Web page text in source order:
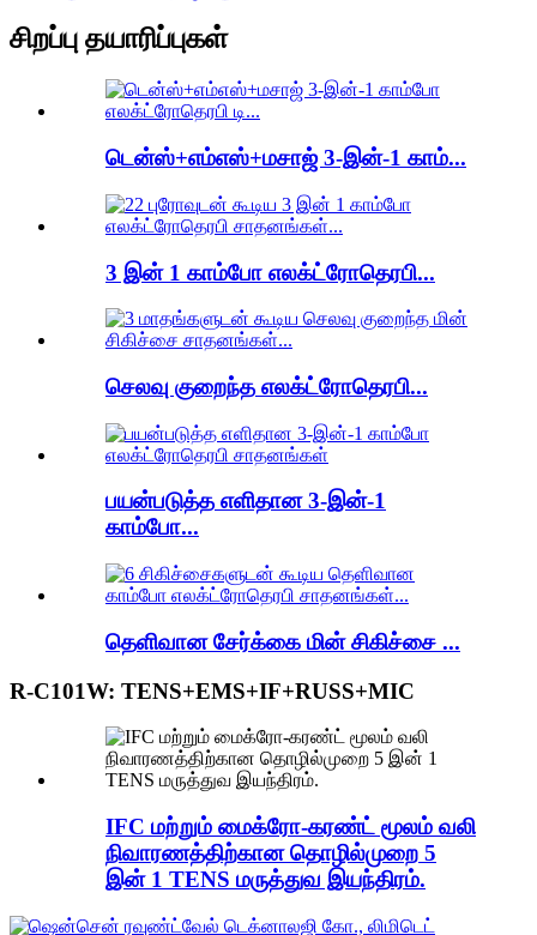
சிறப்பு தயாரிப்புகள்
டென்ஸ்+எம்எஸ்+மசாஜ் 3-இன்-1 காம்...
3 இன் 1 காம்போ எலக்ட்ரோதெரபி...
செலவு குறைந்த எலக்ட்ரோதெரபி...
பயன்படுத்த எளிதான 3-இன்-1
காம்போ...
தெளிவான சேர்க்கை மின் சிகிச்சை ...
R-C101W: TENS+EMS+IF+RUSS+MIC
IFC மற்றும் மைக்ரோ-கரண்ட் மூலம் வலி
நிவாரணத்திற்கான தொழில்முறை 5
இன் 1 TENS மருத்துவ இயந்திரம்.